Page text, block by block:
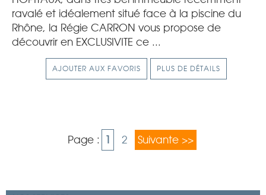
ravalé et idéalement situé face à la piscine du
Rhône, la Régie CARRON vous propose de
découvrir en EXCLUSIVITE ce ...
AJOUTER AUX FAVORIS PLUS DE DÉTAILS
Page : 1 2 Suivante >>